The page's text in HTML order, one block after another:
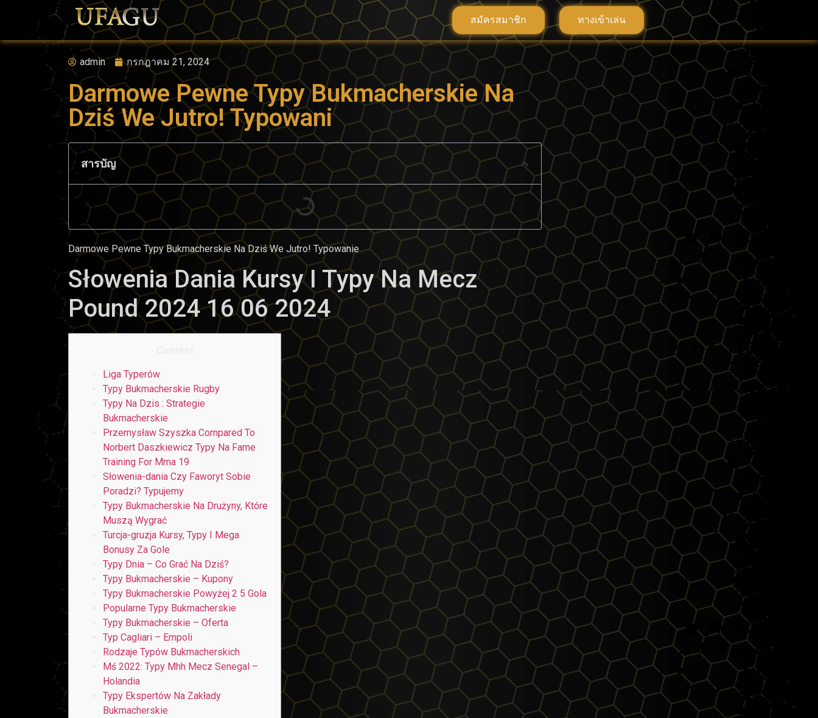
สมัครสมาชิก ทางเข้าเล่น
admin กรกฎาคม 21, 2024
Darmowe Pewne Typy Bukmacherskie Na
Dziś We Jutro! Typowani
สารบัญ
Darmowe Pewne Typy Bukmacherskie Na Dziś We Jutro! Typowanie
Słowenia Dania Kursy I Typy Na Mecz
Pound 2024 16 06 2024
Liga Typerów
Typy Bukmacherskie Rugby
Typy Na Dzis : Strategie
Bukmacherskie
Przemysław Szyszka Compared To
Norbert Daszkiewicz Typy Na Fame
Training For Mma 19
Słowenia-dania Czy Faworyt Sobie
Poradzi? Typujemy
Typy Bukmacherskie Na Drużyny, Które
Muszą Wygrać
Turcja-gruzja Kursy, Typy I Mega
Bonusy Za Gole
Typy Dnia – Co Grać Na Dziś?
Typy Bukmacherskie – Kupony
Typy Bukmacherskie Powyżej 2 5 Gola
Popularne Typy Bukmacherskie
Typy Bukmacherskie – Oferta
Typ Cagliari – Empoli
Rodzaje Typów Bukmacherskich
Mś 2022: Typy Mhh Mecz Senegal –
Holandia
Typy Ekspertów Na Zakłady
Bukmacherskie